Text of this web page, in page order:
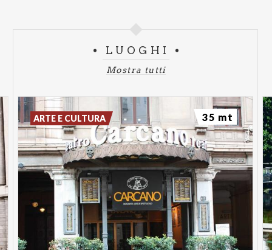
LUOGHI
Mostra tutti
ARTE E CULTURA 35 mt